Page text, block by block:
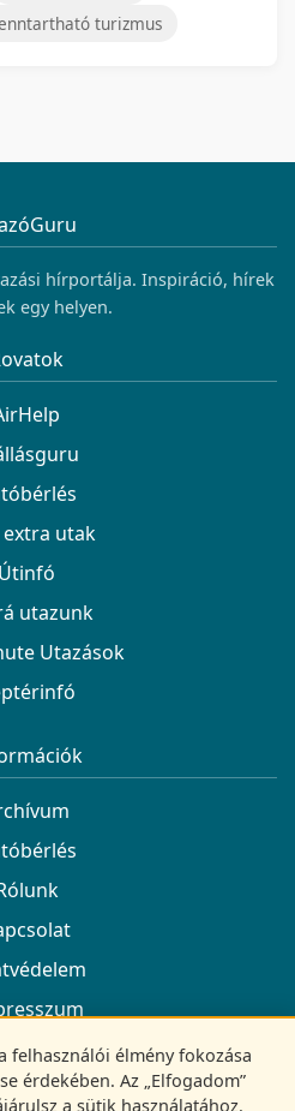
turizmus
hírportálja. Inspiráció, hírek
egy helyen.
extra utak
Útinfó
utazunk
Utazások
minket
felhasználói élmény fokozása
érdekében. Az „Elfogadom”
a sütik használatához.